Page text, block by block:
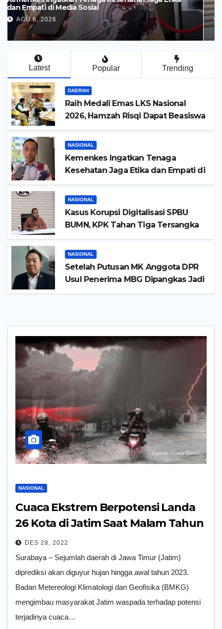
dan Empati di Media Sosial
AGU 6, 2026
Latest Popular Trending
DAERAH
Raih Medali Emas LKS Nasional
2026, Hamzah Risqi Dapat Beasiswa
dari Bupati Kediri
NASIONAL
Kemenkes Ingatkan Tenaga
Kesehatan Jaga Etika dan Empati di
Media Sosial
NASIONAL
Kasus Korupsi Digitalisasi SPBU
BUMN, KPK Tahan Tiga Tersangka
NASIONAL
Setelah Putusan MK Anggota DPR
Usul Penerima MBG Dipangkas Jadi
26 Juta Orang
NASIONAL
Cuaca Ekstrem Berpotensi Landa
26 Kota di Jatim Saat Malam Tahun
Baru 2023
DES 28, 2022
Surabaya – Sejumlah daerah di Jawa Timur (Jatim)
diprediksi akan diguyur hujan hingga awal tahun 2023.
Badan Metereologi Klimatologi dan Geofisika (BMKG)
mengimbau masyarakat Jatim waspada terhadap potensi
terjadinya cuaca…